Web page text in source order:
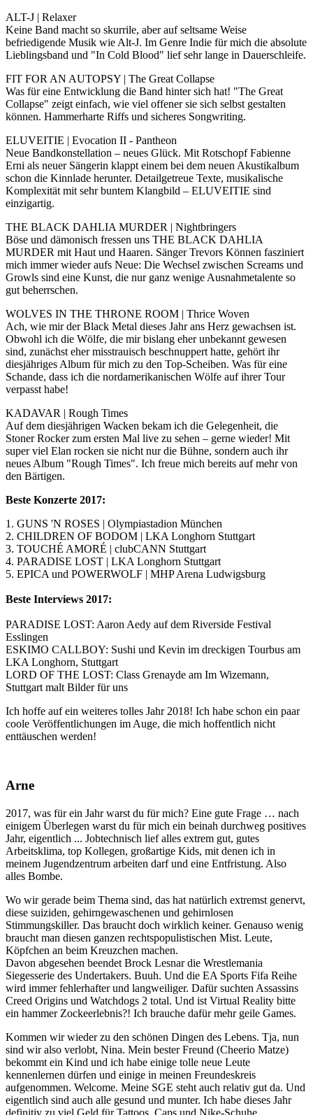
ALT-J | Relaxer
Keine Band macht so skurrile, aber auf seltsame Weise
befriedigende Musik wie Alt-J. Im Genre Indie für mich die absolute
Lieblingsband und "In Cold Blood" lief sehr lange in Dauerschleife.
FIT FOR AN AUTOPSY | The Great Collapse
Was für eine Entwicklung die Band hinter sich hat! "The Great
Collapse" zeigt einfach, wie viel offener sie sich selbst gestalten
können. Hammerharte Riffs und sicheres Songwriting.
ELUVEITIE | Evocation II - Pantheon
Neue Bandkonstellation – neues Glück. Mit Rotschopf Fabienne
Erni als neuer Sängerin klappt einem bei dem neuen Akustikalbum
schon die Kinnlade herunter. Detailgetreue Texte, musikalische
Komplexität mit sehr buntem Klangbild – ELUVEITIE sind
einzigartig.
THE BLACK DAHLIA MURDER | Nightbringers
Böse und dämonisch fressen uns THE BLACK DAHLIA
MURDER mit Haut und Haaren. Sänger Trevors Können fasziniert
mich immer wieder aufs Neue: Die Wechsel zwischen Screams und
Growls sind eine Kunst, die nur ganz wenige Ausnahmetalente so
gut beherrschen.
WOLVES IN THE THRONE ROOM | Thrice Woven
Ach, wie mir der Black Metal dieses Jahr ans Herz gewachsen ist.
Obwohl ich die Wölfe, die mir bislang eher unbekannt gewesen
sind, zunächst eher misstrauisch beschnuppert hatte, gehört ihr
diesjähriges Album für mich zu den Top-Scheiben. Was für eine
Schande, dass ich die nordamerikanischen Wölfe auf ihrer Tour
verpasst habe!
KADAVAR | Rough Times
Auf dem diesjährigen Wacken bekam ich die Gelegenheit, die
Stoner Rocker zum ersten Mal live zu sehen – gerne wieder! Mit
super viel Elan rocken sie nicht nur die Bühne, sondern auch ihr
neues Album "Rough Times". Ich freue mich bereits auf mehr von
den Bärtigen.
Beste Konzerte 2017:
1. GUNS 'N ROSES | Olympiastadion München
2. CHILDREN OF BODOM | LKA Longhorn Stuttgart
3. TOUCHÉ AMORÉ | clubCANN Stuttgart
4. PARADISE LOST | LKA Longhorn Stuttgart
5. EPICA und POWERWOLF | MHP Arena Ludwigsburg
Beste Interviews 2017:
PARADISE LOST: Aaron Aedy auf dem Riverside Festival
Esslingen
ESKIMO CALLBOY: Sushi und Kevin im dreckigen Tourbus am
LKA Longhorn, Stuttgart
LORD OF THE LOST: Class Grenayde am Im Wizemann,
Stuttgart malt Bilder für uns
Ich hoffe auf ein weiteres tolles Jahr 2018! Ich habe schon ein paar
coole Veröffentlichungen im Auge, die mich hoffentlich nicht
enttäuschen werden!
Arne
2017, was für ein Jahr warst du für mich? Eine gute Frage … nach
einigem Überlegen warst du für mich ein beinah durchweg positives
Jahr, eigentlich ... Jobtechnisch lief alles extrem gut, gutes
Arbeitsklima, top Kollegen, großartige Kids, mit denen ich in
meinem Jugendzentrum arbeiten darf und eine Entfristung. Also
alles Bombe.
Wo wir gerade beim Thema sind, das hat natürlich extremst genervt,
diese suiziden, gehirngewaschenen und gehirnlosen
Stimmungskiller. Das braucht doch wirklich keiner. Genauso wenig
braucht man diesen ganzen rechtspopulistischen Mist. Leute,
Köpfchen an beim Kreuzchen machen.
Davon abgesehen beendet Brock Lesnar die Wrestlemania
Siegesserie des Undertakers. Buuh. Und die EA Sports Fifa Reihe
wird immer fehlerhafter und langweiliger. Dafür suchten Assassins
Creed Origins und Watchdogs 2 total. Und ist Virtual Reality bitte
ein hammer Zockeerlebnis?! Ich brauche dafür mehr geile Games.
Kommen wir wieder zu den schönen Dingen des Lebens. Tja, nun
sind wir also verlobt, Nina. Mein bester Freund (Cheerio Matze)
bekommt ein Kind und ich habe einige tolle neue Leute
kennenlernen dürfen und einige in meinen Freundeskreis
aufgenommen. Welcome. Meine SGE steht auch relativ gut da. Und
eigentlich sind auch alle gesund und munter. Ich habe dieses Jahr
definitiv zu viel Geld für Tattoos, Caps und Nike-Schuhe